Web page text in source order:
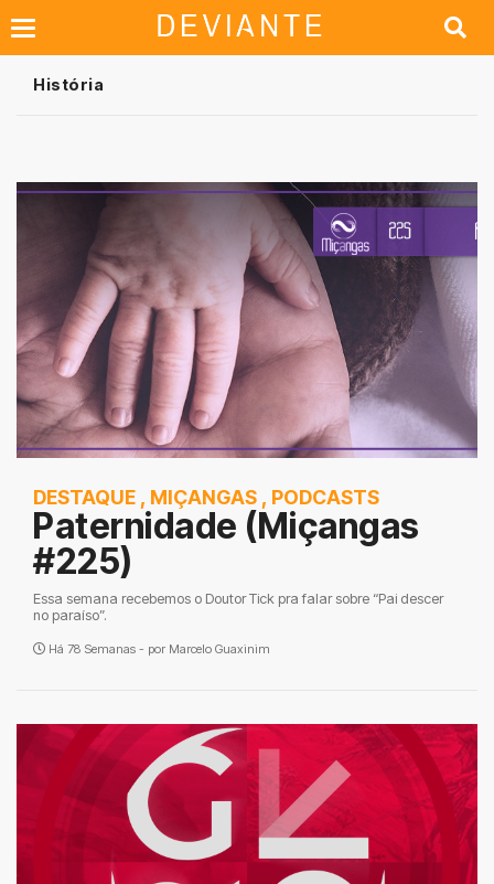
História
DESTAQUE , MIÇANGAS , PODCASTS
Paternidade (Miçangas
#225)
Essa semana recebemos o Doutor Tick pra falar sobre “Pai descer
no paraíso”.
Há 78 Semanas - por Marcelo Guaxinim